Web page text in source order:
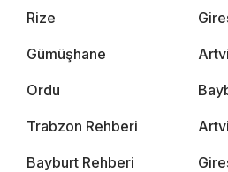
Rize
Gümüşhane
Ordu
Trabzon Rehberi
Bayburt Rehberi